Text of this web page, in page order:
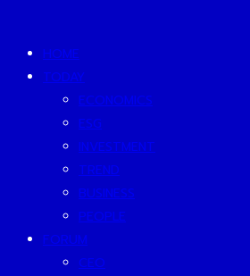
HOME
TODAY
ECONOMICS
ESG
INVESTMENT
TREND
BUSINESS
PEOPLE
FORUM
CEO